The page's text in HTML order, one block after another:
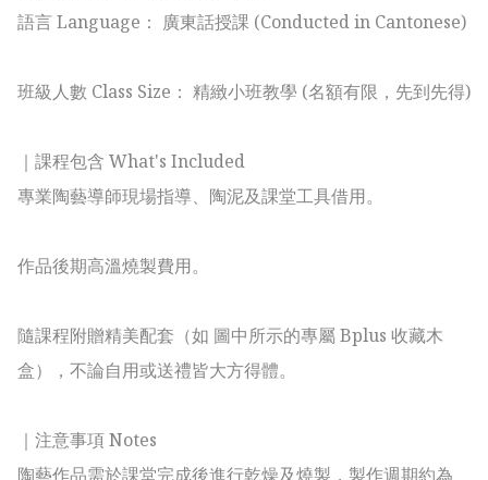
語言 Language： 廣東話授課 (Conducted in Cantonese)
班級人數 Class Size： 精緻小班教學 (名額有限，先到先得)
｜課程包含 What's Included
專業陶藝導師現場指導、陶泥及課堂工具借用。
作品後期高溫燒製費用。
隨課程附贈精美配套（如 圖中所示的專屬 Bplus 收藏木
盒），不論自用或送禮皆大方得體。
｜注意事項 Notes
陶藝作品需於課堂完成後進行乾燥及燒製，製作週期約為